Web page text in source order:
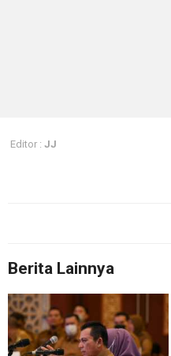
Editor : JJ
Berita Lainnya